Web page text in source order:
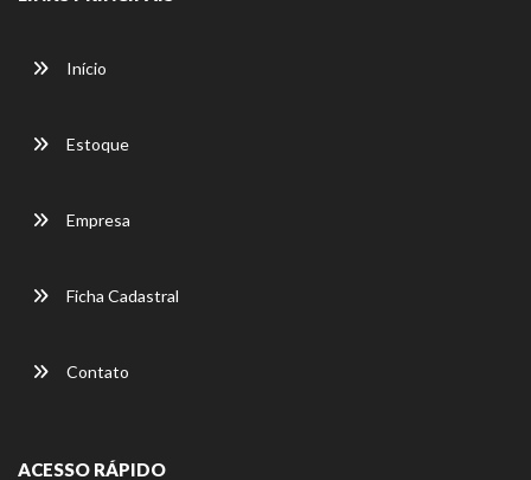
Início
Estoque
Empresa
Ficha Cadastral
Contato
ACESSO RÁPIDO